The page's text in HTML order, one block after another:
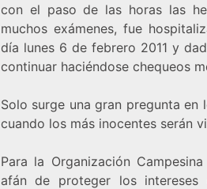
con el paso de las horas las
muchos exámenes, fue
día lunes 6 de febrero 2011 y
continuar haciéndose chequeos
Solo surge una gran pregunta en
cuando los más inocentes serán
Para la Organización
afán de proteger los intereses